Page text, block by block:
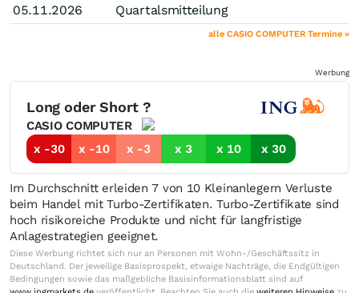
05.11.2026
Quartalsmitteilung
alle CASIO COMPUTER Termine »
Werbung
Long oder Short ?
CASIO COMPUTER
x -30
x -10 x -3 x 3 x 10 x 30
Im Durchschnitt erleiden 7 von 10 Kleinanlegern Verluste
beim Handel mit Turbo-Zertifikaten. Turbo-Zertifikate sind
hoch risikoreiche Produkte und nicht für langfristige
Anlagestrategien geeignet.
Diese Werbung richtet sich nur an Personen mit Wohn-/Geschäftssitz in
Deutschland. Der jeweilige Basisprospekt, etwaige Nachträge, die Endgültigen
Bedingungen sowie das maßgebliche Basisinformationsblatt sind auf